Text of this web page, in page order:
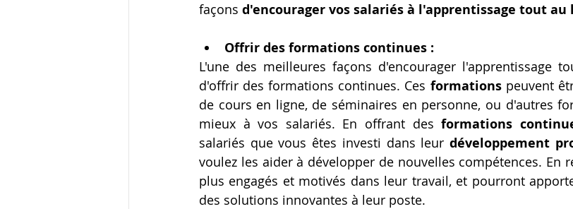
façons d'encourager vos salariés à l'apprentissage tout au
Offrir des formations continues :
L'une des meilleures façons d'encourager l'apprentissage
d'offrir des formations continues. Ces formations peuvent
de cours en ligne, de séminaires en personne, ou d'autres
mieux à vos salariés. En offrant des formations
salariés que vous êtes investi dans leur développement
voulez les aider à développer de nouvelles compétences. En
plus engagés et motivés dans leur travail, et pourront
des solutions innovantes à leur poste.